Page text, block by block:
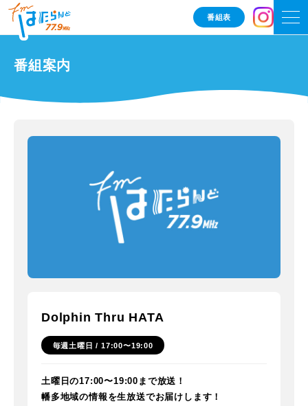
番組表
番組案内
Dolphin Thru HATA
毎週土曜日 / 17:00〜19:00
土曜日の17:00〜19:00まで放送！
幡多地域の情報を生放送でお届けします！